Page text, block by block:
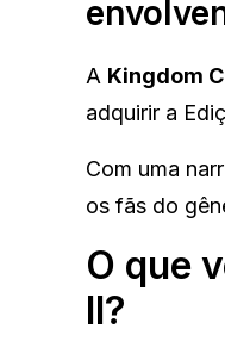
A Kingdom
adquirir a
Com uma
os fãs do
O que
II?